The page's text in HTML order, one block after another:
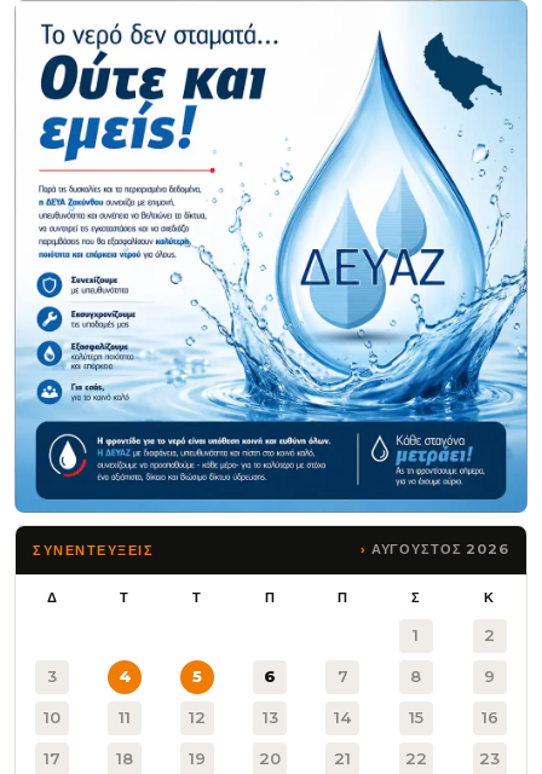
ΣΥΝΕΝΤΕΥΞΕΙΣ ΑΥΓΟΥΣΤΟΣ 2026
Δ Τ Τ Π Π Σ Κ
1 2
3 4 5 6 7 8 9
10 11 12 13 14 15 16
17 18 19 20 21 22 23